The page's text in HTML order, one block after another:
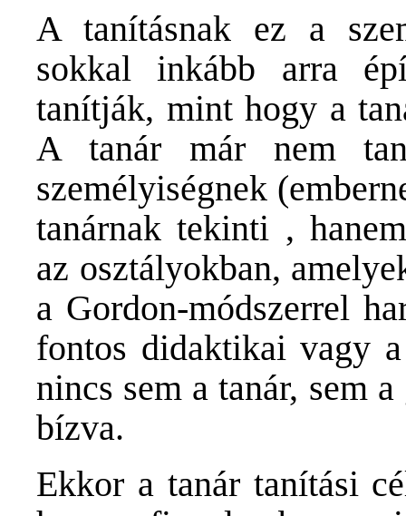
A tanításnak ez a
sokkal inkább arra
tanítják, mint hogy a
A tanár már nem
személyiségnek
tanárnak tekinti ,
az osztályokban,
a Gordon-módszerrel
fontos didaktikai vagy
nincs sem a tanár, sem
bízva.
Ekkor a tanár tanítási